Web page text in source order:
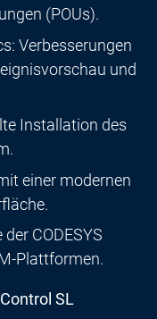
(POUs).
Verbesserungen
und
Installation des
einer modernen
CODESYS
Plattformen.
SL